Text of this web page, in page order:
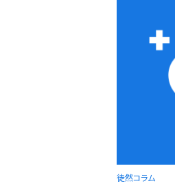
徒然コラム